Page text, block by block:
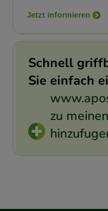
Jetzt informieren
Schnell
Sie einfach
zu